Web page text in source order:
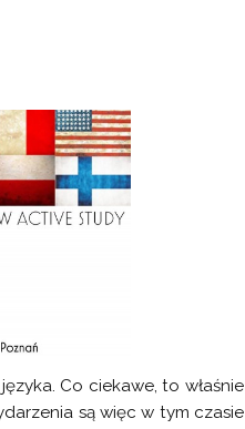
Co ciekawe, to właśnie
są więc w tym czasie